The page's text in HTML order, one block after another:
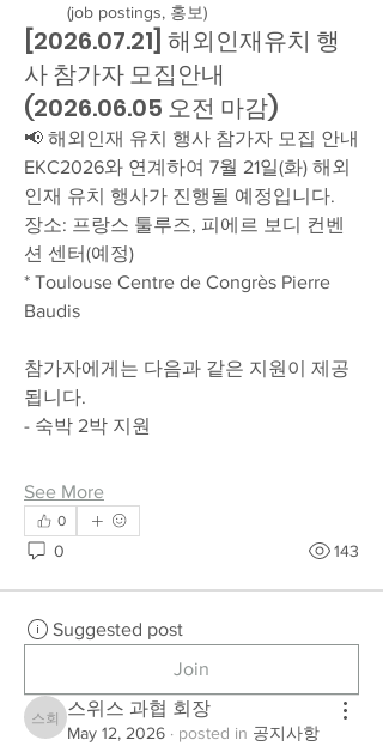
(job postings, 홍보)
[2026.07.21] 해외인재유치 행
사 참가자 모집안내
(2026.06.05 오전 마감)
📢 해외인재 유치 행사 참가자 모집 안내
EKC2026와 연계하여 7월 21일(화) 해외
인재 유치 행사가 진행될 예정입니다.
장소: 프랑스 툴루즈, 피에르 보디 컨벤
션 센터(예정)
* Toulouse Centre de Congrès Pierre
Baudis
참가자에게는 다음과 같은 지원이 제공
됩니다.
- 숙박 2박 지원
See More
0
0 143
Suggested post
Join
스위스 과협 회장
스위스 과협 회장
May 12, 2026 · posted in 공지사항